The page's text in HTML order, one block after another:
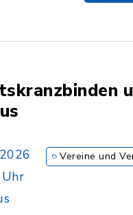
Vereine und